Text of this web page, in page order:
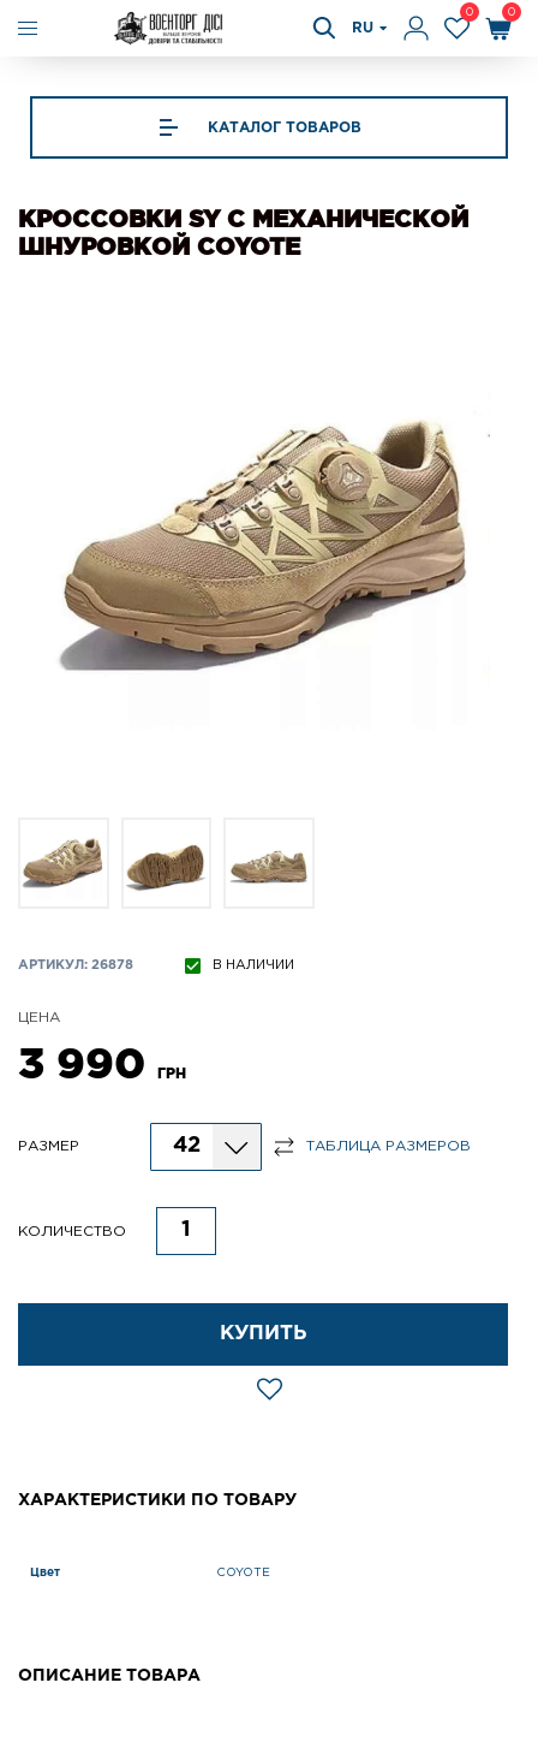
RU
0 0
КАТАЛОГ ТОВАРОВ
КРОССОВКИ SY С МЕХАНИЧЕСКОЙ
ШНУРОВКОЙ COYOTE
АРТИКУЛ: 26878 В НАЛИЧИИ
ЦЕНА
3 990 ГРН
РАЗМЕР 42 ТАБЛИЦА РАЗМЕРОВ
КОЛИЧЕСТВО
КУПИТЬ
ХАРАКТЕРИСТИКИ ПО ТОВАРУ
Цвет COYOTE
ОПИСАНИЕ ТОВАРА